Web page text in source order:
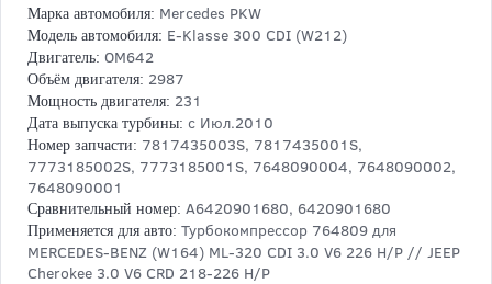
Марка автомобиля: Mercedes PKW
Модель автомобиля: E-Klasse 300 CDI (W212)
Двигатель: OM642
Объём двигателя: 2987
Мощность двигателя: 231
Дата выпуска турбины: с Июл.2010
Номер запчасти: 7817435003S, 7817435001S,
7773185002S, 7773185001S, 7648090004, 7648090002,
7648090001
Сравнительный номер: A6420901680, 6420901680
Применяется для авто: Турбокомпрессор 764809 для
MERCEDES-BENZ (W164) ML-320 CDI 3.0 V6 226 H/P // JEEP
Cherokee 3.0 V6 CRD 218-226 H/P